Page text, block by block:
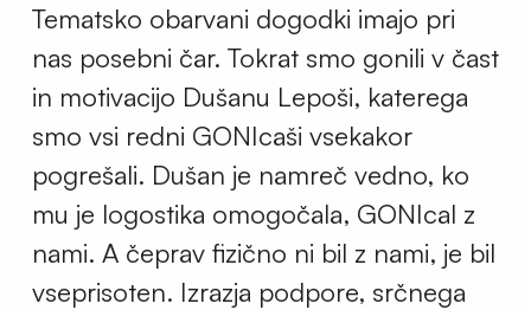
Tematsko obarvani dogodki imajo pri
nas posebni čar. Tokrat smo gonili v čast
in motivacijo Dušanu Lepoši, katerega
smo vsi redni GONIcaši vsekakor
pogrešali. Dušan je namreč vedno, ko
mu je logostika omogočala, GONIcal z
nami. A čeprav fizično ni bil z nami, je bil
vseprisoten. Izrazja podpore, srčnega